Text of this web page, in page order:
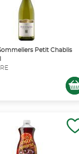
Petit Chablis